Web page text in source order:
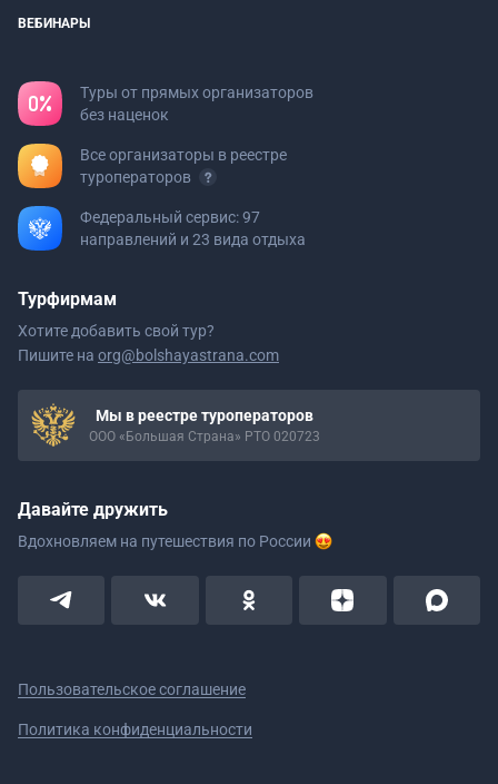
ВЕБИНАРЫ
Туры от прямых организаторов
без наценок
Все организаторы в реестре
туроператоров
Федеральный сервис: 97
направлений и 23 вида отдыха
Турфирмам
Хотите добавить свой тур?
Пишите на org@bolshayastrana.com
Мы в реестре туроператоров
ООО «Большая Страна» РТО 020723
Давайте дружить
Вдохновляем на путешествия по России
Пользовательское соглашение
Политика конфиденциальности